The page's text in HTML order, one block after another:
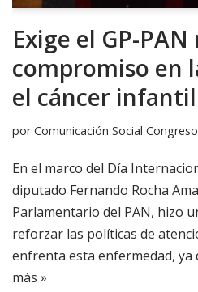
Exige el GP-
compromiso en
el cáncer infantil
porComunicación Social
En el marco del Día
diputado Fernando Rocha
Parlamentario del PAN, hizo
reforzar las políticas de
enfrenta esta enfermedad, ya
más »